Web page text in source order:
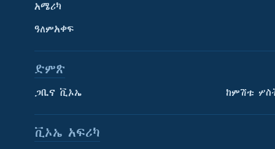
አሜሪካ
ዓለምአቀፍ
ድምጽ
ጋቢና ቪኦኤ ከምሽቱ
ቪኦኤ አፍሪካ